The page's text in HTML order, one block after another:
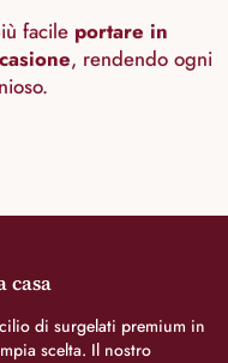
facile portare in
, rendendo ogni
casa
di surgelati premium in
scelta. Il nostro